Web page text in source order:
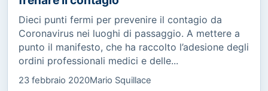
Dieci punti fermi per prevenire il contagio da
Coronavirus nei luoghi di passaggio. A mettere a
punto il manifesto, che ha raccolto l’adesione degli
ordini professionali medici e delle...
23 febbraio 2020Mario Squillace